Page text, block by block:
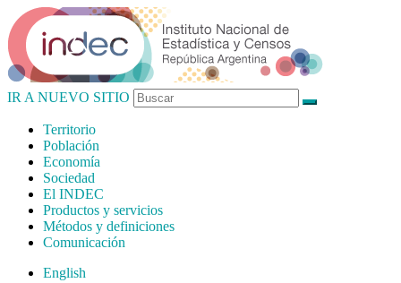
IR A NUEVO SITIO
Territorio
Población
Economía
Sociedad
El INDEC
Productos y servicios
Métodos y definiciones
Comunicación
English